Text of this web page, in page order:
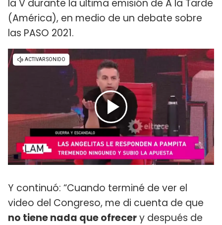
la V durante la ultima emisión de A la Tarde
(América), en medio de un debate sobre
las PASO 2021.
Y continuó: “Cuando terminé de ver el
video del Congreso, me di cuenta de que
no tiene nada que ofrecery después de